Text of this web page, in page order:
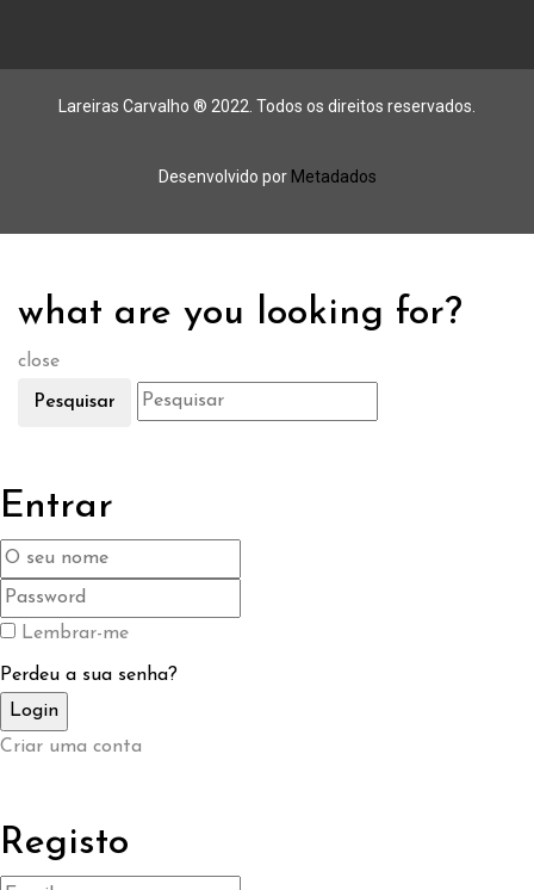
Lareiras Carvalho ® 2022. Todos os direitos reservados.
Desenvolvido por Metadados
what are you looking for?
close
Pesquisar
Entrar
Lembrar-me
Perdeu a sua senha?
Criar uma conta
Registo